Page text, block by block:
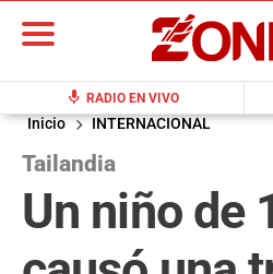
mic RADIO EN VIVO
Inicio INTERNACIONAL
Tailandia
Un niño de